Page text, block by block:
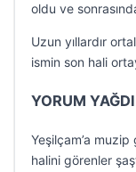
oldu ve
Uzun yıllardır
ismin son hali
YORUM YAĞDI
Yeşilçam’a
halini görenler